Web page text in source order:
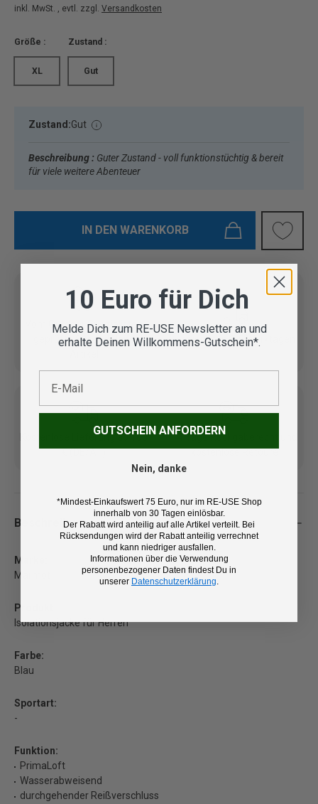
inkl. MwSt. , evtl. zzgl. Versandkosten
Größe :
XL
Zustand :
Gut
Zustand:Gut
Beschreibung : Guter Zustand - voll funktionstüchtig & bereit
für viele weitere Abenteuer
IN DEN WARENKORB
Vom Outdoor Spezialisten
geprüfte Second Hand
Lieferung in 3-5 Werktagen
Kostenlose Lieferung ab 100
€ (DE/AT)
14 Tage Rückgaberecht und
kostenlose Retoure
Beschreibung
Marke:
Marmot
Produkt:
Isolationsjacke für Herren
Farbe:
Blau
Sportart:
-
Funktion:
PrimaLoft
Wasserabweisend
durchgehender Reißverschluss
10 Euro für Dich
Melde Dich zum RE-USE Newsletter an und
erhalte Deinen Willkommens-Gutschein*.
GUTSCHEIN ANFORDERN
Nein, danke
*Mindest-Einkaufswert 75 Euro, nur im RE-USE Shop
innerhalb von 30 Tagen einlösbar.
Der Rabatt wird anteilig auf alle Artikel verteilt. Bei
Rücksendungen wird der Rabatt anteilig verrechnet
und kann niedriger ausfallen.
Informationen über die Verwendung
personenbezogener Daten findest Du in
unserer Datenschutzerklärung.